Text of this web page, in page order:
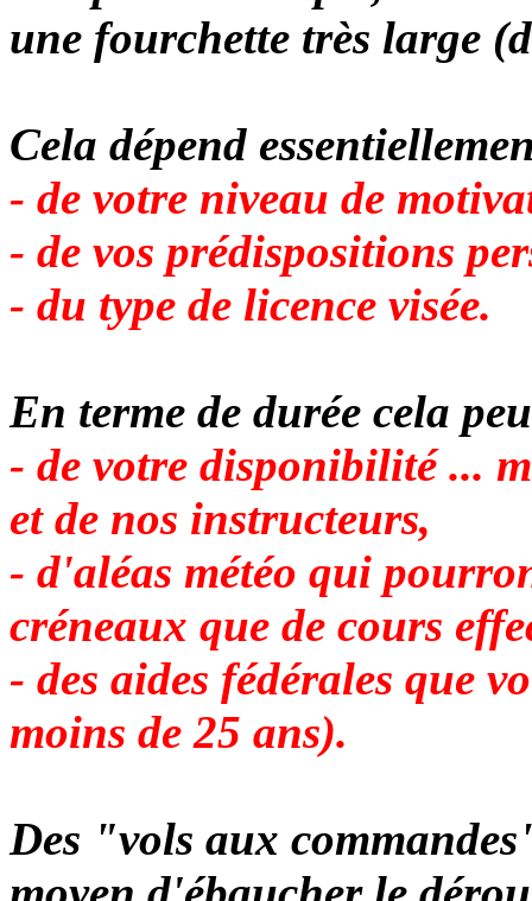
une fourchette très large
Cela dépend
- de votre niveau de
- de vos prédispositions
- du type de licence visée.
En terme de durée cela
- de votre disponibilité ...
et de nos instructeurs,
- d'aléas météo qui
créneaux que de cours
- des aides fédérales que
moins de 25 ans).
Des "vols aux